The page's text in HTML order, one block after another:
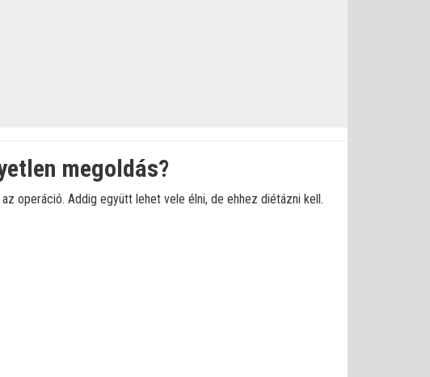
megoldás?
operáció. Addig együtt lehet vele élni, de ehhez diétázni kell.